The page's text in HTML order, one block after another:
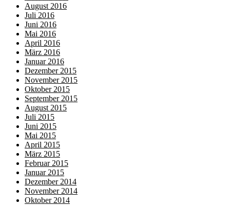
August 2016
Juli 2016
Juni 2016
Mai 2016
April 2016
März 2016
Januar 2016
Dezember 2015
November 2015
Oktober 2015
September 2015
August 2015
Juli 2015
Juni 2015
Mai 2015
April 2015
März 2015
Februar 2015
Januar 2015
Dezember 2014
November 2014
Oktober 2014